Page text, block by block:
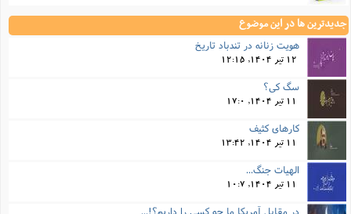
جدیدترین ها در این موضوع
هویت زنانه در تندباد تاریخ
12 تیر 1404, 12:15
سگ کی؟
11 تیر 1404, 17:0
کارهای کثیف
11 تیر 1404, 13:42
الهیات جنگ...
11 تیر 1404, 10:7
در مقابل آمریکا ما چه کسی را داریم؟!...